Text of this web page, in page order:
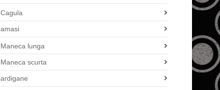
Cagula
Maneca lunga
Maneca scurta